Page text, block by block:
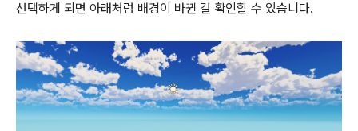
선택하게 되면 아래처럼 배경이 바뀐 걸 확인할 수 있습니다.